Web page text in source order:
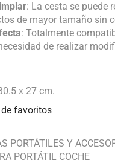
: La cesta se puede
de mayor tamaño sin
: Totalmente
de realizar
x 27 cm.
favoritos
PORTÁTILES Y
PORTÁTIL COCHE